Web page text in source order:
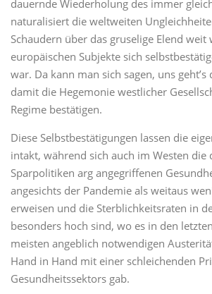
dauernde Wiederholung des immer
naturalisiert die weltweiten
Schaudern über das gruselige Elend weit
europäischen Subjekte sich
war. Da kann man sich sagen, uns
damit die Hegemonie westlicher
Regime bestätigen.
Diese Selbstbestätigungen lassen die
intakt, während sich auch im Westen die
Sparpolitiken arg angegriffenen
angesichts der Pandemie als weitaus
erweisen und die Sterblichkeitsraten in
besonders hoch sind, wo es in den
meisten angeblich notwendigen
Hand in Hand mit einer schleichenden
Gesundheitssektors gab.